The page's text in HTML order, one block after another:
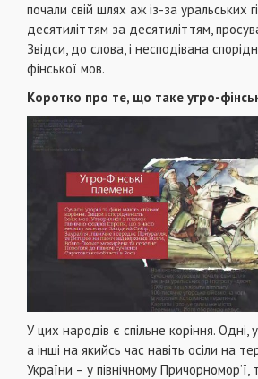
почали свій шлях аж із-за уральських
десятиліттям за десятиліттям,
Звідси, до слова, і несподівана
фінської мов.
Коротко про те, що таке угро-
У цих народів є спільне коріння. Одні,
а інші на якийсь час навіть осіли на
України – у північному